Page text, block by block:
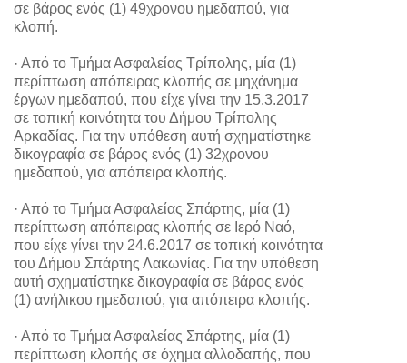
σε βάρος ενός (1) 49χρονου ημεδαπού, για
κλοπή.
· Από το Τμήμα Ασφαλείας Τρίπολης, μία (1)
περίπτωση απόπειρας κλοπής σε μηχάνημα
έργων ημεδαπού, που είχε γίνει την 15.3.2017
σε τοπική κοινότητα του Δήμου Τρίπολης
Αρκαδίας. Για την υπόθεση αυτή σχηματίστηκε
δικογραφία σε βάρος ενός (1) 32χρονου
ημεδαπού, για απόπειρα κλοπής.
· Από το Τμήμα Ασφαλείας Σπάρτης, μία (1)
περίπτωση απόπειρας κλοπής σε Ιερό Ναό,
που είχε γίνει την 24.6.2017 σε τοπική κοινότητα
του Δήμου Σπάρτης Λακωνίας. Για την υπόθεση
αυτή σχηματίστηκε δικογραφία σε βάρος ενός
(1) ανήλικου ημεδαπού, για απόπειρα κλοπής.
· Από το Τμήμα Ασφαλείας Σπάρτης, μία (1)
περίπτωση κλοπής σε όχημα αλλοδαπής, που